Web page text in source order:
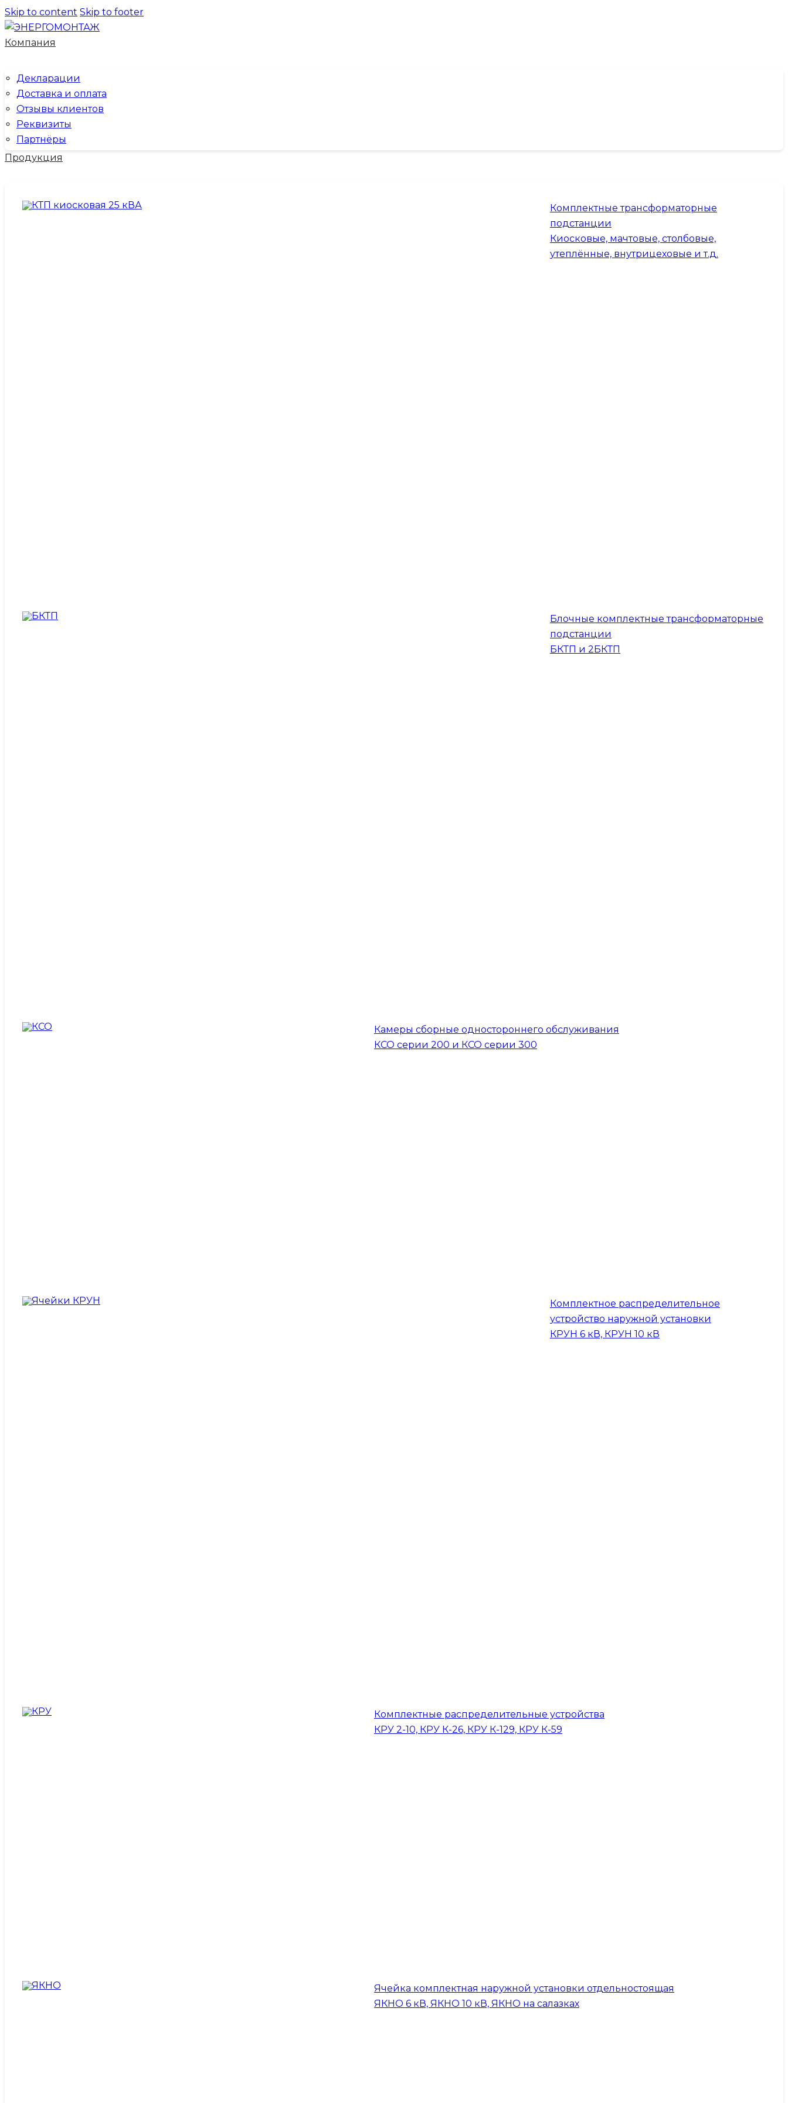
Skip to content Skip to footer
Компания
Декларации
Доставка и оплата
Отзывы клиентов
Реквизиты
Партнёры
Продукция
Комплектные трансформаторные
подстанции
Киосковые, мачтовые, столбовые,
утеплённые, внутрицеховые и т.д.
Блочные комплектные трансформаторные
подстанции
БКТП и 2БКТП
Камеры сборные одностороннего обслуживания
КСО серии 200 и КСО серии 300
Комплектное распределительное
устройство наружной установки
КРУН 6 кВ, КРУН 10 кВ
Комплектные распределительные устройства
КРУ 2-10, КРУ К-26, КРУ К-129, КРУ К-59
Ячейка комплектная наружной установки отдельностоящая
ЯКНО 6 кВ, ЯКНО 10 кВ, ЯКНО на салазках